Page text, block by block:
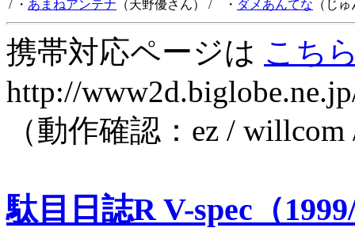
/ ・ あまねアンテナ （天野優さん） / ・ ダメあんてな （じ
携帯対応ページは こち
http://
（動作確認：ez /
駄目日誌R V-spec（